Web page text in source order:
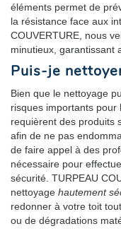
éléments permet de
la résistance face aux
COUVERTURE, nous
minutieux, garantissant
Puis-je
Bien que le nettoyage
risques importants
requièrent des produits
afin de ne pas
de faire appel à des
nécessaire pour
sécurité. TURPEAU
nettoyage hautement
redonner à votre toit
ou de dégradations